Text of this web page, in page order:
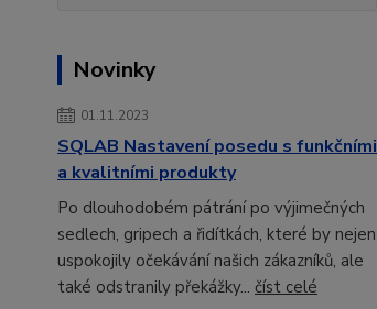
Novinky
01.11.2023
SQLAB Nastavení posedu s funkčními
a kvalitními produkty
Po dlouhodobém pátrání po výjimečných
sedlech, gripech a řidítkách, které by nejen
uspokojily očekávání našich zákazníků, ale
také odstranily překážky... číst celé